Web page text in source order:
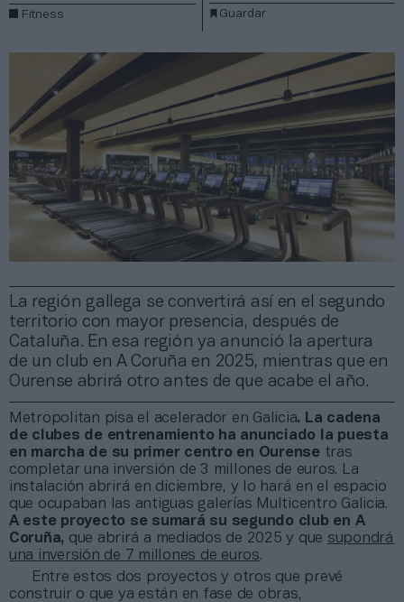
La región gallega se convertirá así en el segundo
territorio con mayor presencia, después de
Cataluña. En esa región ya anunció la apertura
de un club en A Coruña en 2025, mientras que en
Ourense abrirá otro antes de que acabe el año.
Fitness Guardar
Metropolitan pisa el acelerador en Galicia. La cadena
de clubes de entrenamiento ha anunciado la puesta
en marcha de su primer centro en Ourense tras
completar una inversión de 3 millones de euros. La
instalación abrirá en diciembre, y lo hará en el espacio
que ocupaban las antiguas galerías Multicentro Galicia.
A este proyecto se sumará su segundo club en A
Coruña, que abrirá a mediados de 2025 y que supondrá
una inversión de 7 millones de euros.
Entre estos dos proyectos y otros que prevé
construir o que ya están en fase de obras,